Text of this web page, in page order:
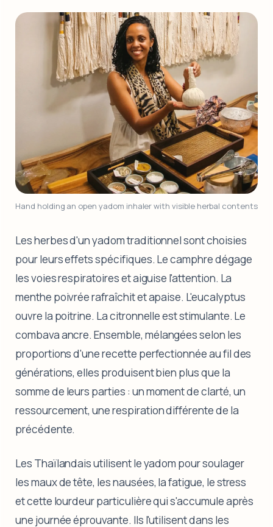
Hand holding an open yadom inhaler with visible herbal contents
Les herbes d'un yadom traditionnel sont choisies
pour leurs effets spécifiques. Le camphre dégage
les voies respiratoires et aiguise l'attention. La
menthe poivrée rafraîchit et apaise. L'eucalyptus
ouvre la poitrine. La citronnelle est stimulante. Le
combava ancre. Ensemble, mélangées selon les
proportions d'une recette perfectionnée au fil des
générations, elles produisent bien plus que la
somme de leurs parties : un moment de clarté, un
ressourcement, une respiration différente de la
précédente.
Les Thaïlandais utilisent le yadom pour soulager
les maux de tête, les nausées, la fatigue, le stress
et cette lourdeur particulière qui s'accumule après
une journée éprouvante. Ils l'utilisent dans les